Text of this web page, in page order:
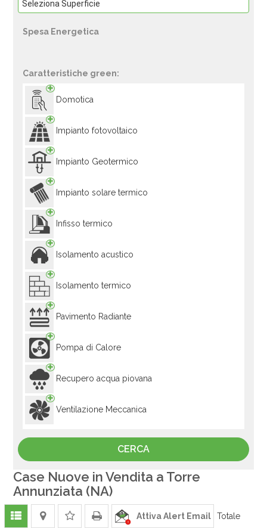
Spesa Energetica
Caratteristiche green:
Domotica
Impianto fotovoltaico
Impianto Geotermico
Impianto solare termico
Infisso termico
Isolamento acustico
Isolamento termico
Pavimento Radiante
Pompa di Calore
Recupero acqua piovana
Ventilazione Meccanica
Case Nuove in Vendita a Torre
Annunziata (NA)
Attiva Alert Email Totale